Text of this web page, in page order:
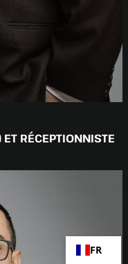
FR
RÉCEPTIONNISTE